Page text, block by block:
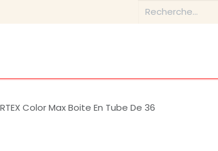
Color Max Boite En Tube De 36